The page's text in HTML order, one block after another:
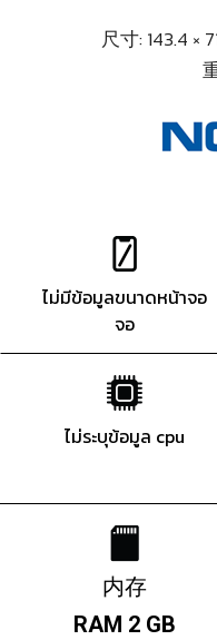
尺寸: 143.4 ×
ไม่มีข้อมูลขนาดหน้าจอ
จอ
ไม่ระบุข้อมูล cpu
内存
RAM 2 GB